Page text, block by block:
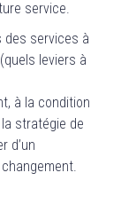
service.
des services à
leviers à
à la condition
stratégie de
d’un